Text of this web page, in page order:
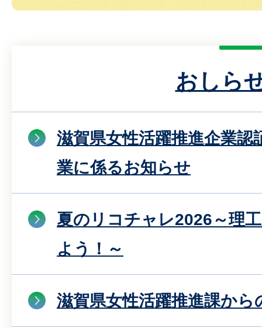
おしら
滋賀県女性活躍推進企業認
業に係るお知らせ
夏のリコチャレ2026～理
よう！～
滋賀県女性活躍推進課から